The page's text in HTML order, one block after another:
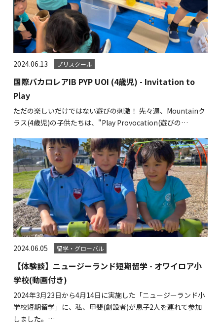
2024.06.13 プリスクール
国際バカロレアIB PYP UOI (4歳児) - Invitation to
Play
ただの楽しいだけではない遊びの刺激！ 先々週、Mountainク
ラス(4歳児)の子供たちは、"Play Provocation(遊びの…
2024.06.05 留学・グローバル
【体験談】ニュージーランド短期留学 - オワイロア小
学校(動画付き)
2024年3月23日から4月14日に実施した「ニュージーランド小
学校短期留学」に、私、甲斐(創設者)が息子2人を連れて参加
しました。…